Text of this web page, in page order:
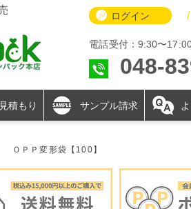
ログイン /
電話受付：9:30〜
048-
積もり サンプル請求
ＯＰＰ変形袋【100】